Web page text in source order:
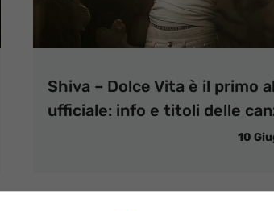
Shiva – Dolce Vita è il primo
ufficiale: info e titoli delle
10